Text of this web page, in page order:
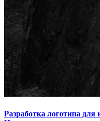
Разработка логотипа